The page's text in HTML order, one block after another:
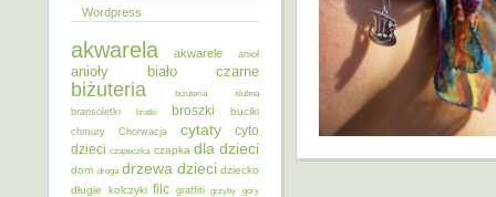
Wordpress
akwarela akwarele anioł
anioły biało czarne
biżuteria
biżuteria ślubna
bransoletki
bratki broszki buciki
chmury Chorwacja cytaty
cyto
dzieci czapeczka czapka dla dzieci
dom droga drzewa dzieci dziecko
długie kolczyki filc graffiti grzyby góry